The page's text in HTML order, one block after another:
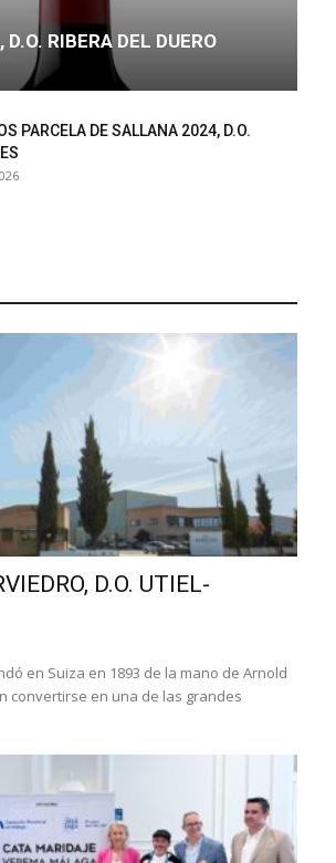
RIBERA DEL DUERO
PARCELA DE SALLANA 2024, D.O.
D.O. UTIEL-
en Suiza en 1893 de la mano de Arnold
convertirse en una de las grandes